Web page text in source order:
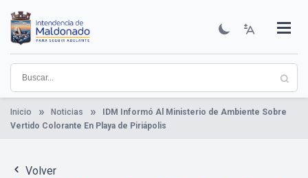
contenido
principal
Institucional
Municipios
Descubre Maldonado
Comunicación
Servicios
Guía De Trámites
Ver Noticias
Inicio Noticias
IDM Informó Al Ministerio de Ambiente Sobre
Vertido Colorante En Playa de Piriápolis
Volver